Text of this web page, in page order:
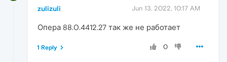
zulizuli Jun 13, 2022, 10:17 AM
Опера 88.0.4412.27 так же не работает
0
1 Reply